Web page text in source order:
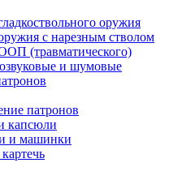
оружия
с нарезным стволом
(травматического)
и шумовые
патронов
капсюли
и машинки